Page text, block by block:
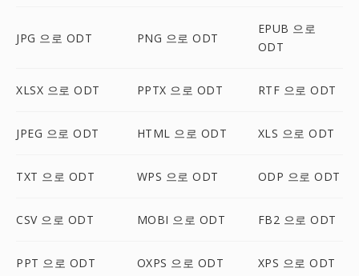
JPG 으로 ODT PNG 으로 ODT
EPUB 으로
ODT
XLSX 으로 ODT PPTX 으로 ODT RTF 으로 ODT
JPEG 으로 ODT HTML 으로 ODT XLS 으로 ODT
TXT 으로 ODT WPS 으로 ODT ODP 으로 ODT
CSV 으로 ODT MOBI 으로 ODT FB2 으로 ODT
PPT 으로 ODT OXPS 으로 ODT XPS 으로 ODT